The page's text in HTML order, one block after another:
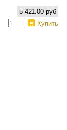
5 421.00 руб
Купить